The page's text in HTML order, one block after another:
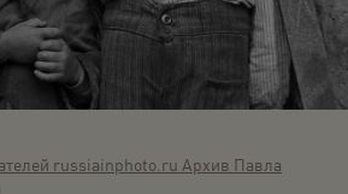
russiainphoto.ru Архив Павла